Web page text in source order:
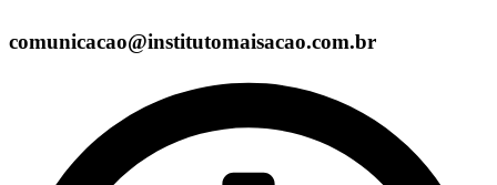
comunicacao@institutomaisacao.com.br